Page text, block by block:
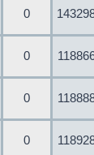
0
0
0
0